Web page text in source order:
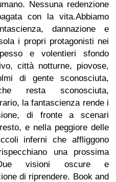
Nessuna redenzione
con la vita.Abbiamo
dannazione e
i propri protagonisti nei
e volentieri sfondo
città notturne, piovose,
di gente sconosciuta,
resta sconosciuta,
la fantascienza rende i
di fronte a scenari
e nella peggiore delle
inferni che affliggono
una prossima
visioni oscure e
di riprendere. Book and